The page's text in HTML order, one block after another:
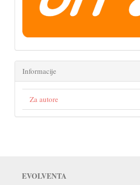
Informacije
Za autore
EVOLVENTA